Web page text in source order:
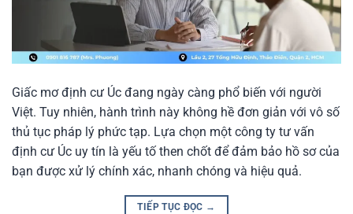
Giấc mơ định cư Úc đang ngày càng phổ biến với người
Việt. Tuy nhiên, hành trình này không hề đơn giản với vô số
thủ tục pháp lý phức tạp. Lựa chọn một công ty tư vấn
định cư Úc uy tín là yếu tố then chốt để đảm bảo hồ sơ của
bạn được xử lý chính xác, nhanh chóng và hiệu quả.
TIẾP TỤC ĐỌC →